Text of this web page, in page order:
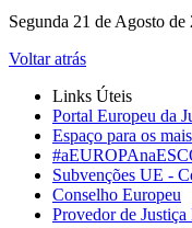
Segunda 21 de Agosto de
Voltar atrás
Links Úteis
Portal Europeu da
Espaço para os
Subvenções UE -
Conselho Europeu
Provedor de Justiça